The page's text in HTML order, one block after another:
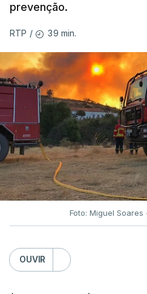
prevenção.
RTP / 39 min.
Foto: Miguel Soares
OUVIR